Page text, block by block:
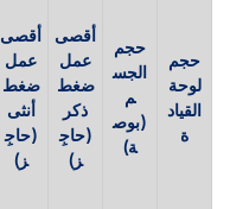
حجم
لوحة
القياد
ة
حجم
الجس
م
(بوص
ة)
أقصى
عمل
ضغط
ذكر
(حاجِ
ز)
أقصى
عمل
ضغط
أنثى
(حاجِ
ز)